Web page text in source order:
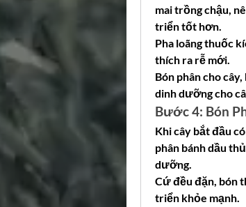
mai trồng chậu,
triển tốt hơn.
Pha loãng thuốc
thích ra rễ mới.
Bón phân cho
dinh dưỡng cho
Bước 4: Bón
Khi cây bắt đầu
phân bánh dầu
dưỡng.
Cứ đều đặn, bón
triển khỏe mạnh.